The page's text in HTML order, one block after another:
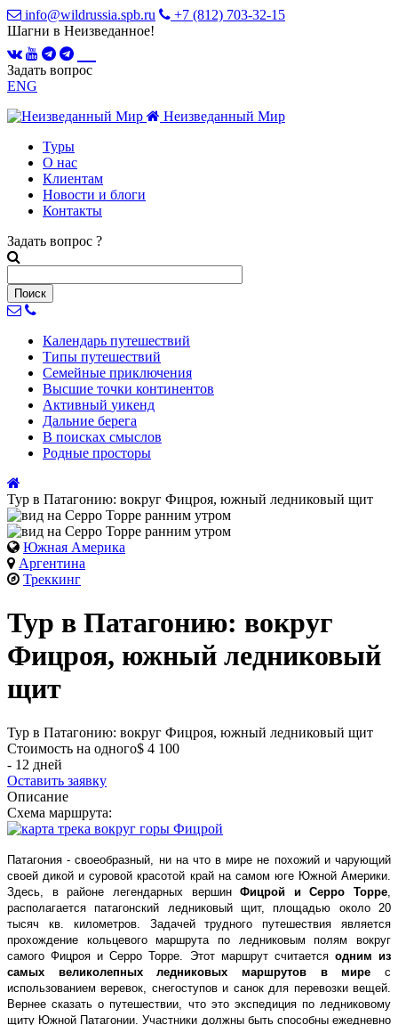
info@wildrussia.spb.ru
+7 (812) 703-32-15
Шагни в Неизведанное!
Задать вопрос
ENG
Неизведанный Мир
Туры
О нас
Клиентам
Новости и блоги
Контакты
Задать вопрос ?
Календарь путешествий
Типы путешествий
Семейные приключения
Высшие точки континентов
Активный уикенд
Дальние берега
В поисках смыслов
Родные просторы
Тур в Патагонию: вокруг Фицроя, южный ледниковый щит
Южная Америка
Аргентина
Треккинг
Тур в Патагонию: вокруг
Фицроя, южный ледниковый
щит
Тур в Патагонию: вокруг Фицроя, южный ледниковый щит
Стоимость на одного$ 4 100
- 12 дней
Оставить заявку
Описание
Схема маршрута:
Патагония - своеобразный, ни на что в мире не похожий и чарующий
своей дикой и суровой красотой край на самом юге Южной Америки.
Здесь, в районе легендарных вершинФицрой и Серро Торре
располагается патагонский ледниковый щит, площадью около 20
тысяч кв. километров. Задачей трудного путешествия является
прохождение кольцевого маршрута по ледниковым полям вокруг
самого Фицроя и Серро Торре. Этот маршрут считается одним из
самых великолепных ледниковых маршрутов в мире с
использованием веревок, снегоступов и санок для перевозки вещей.
Вернее сказать о путешествии, что это экспедиция по ледниковому
щиту Южной Патагонии. Участники должны быть способны ежедневно